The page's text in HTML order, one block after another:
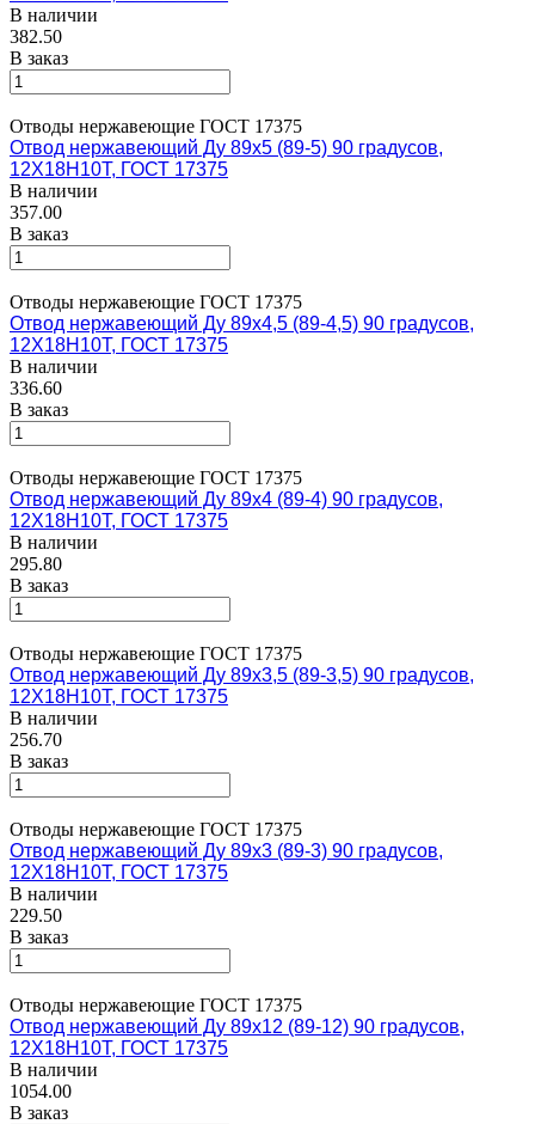
В наличии
382.50
В заказ
Отводы нержавеющие ГОСТ 17375
Отвод нержавеющий Ду 89х5 (89-5) 90 градусов,
12Х18Н10Т, ГОСТ 17375
В наличии
357.00
В заказ
Отводы нержавеющие ГОСТ 17375
Отвод нержавеющий Ду 89х4,5 (89-4,5) 90 градусов,
12Х18Н10Т, ГОСТ 17375
В наличии
336.60
В заказ
Отводы нержавеющие ГОСТ 17375
Отвод нержавеющий Ду 89х4 (89-4) 90 градусов,
12Х18Н10Т, ГОСТ 17375
В наличии
295.80
В заказ
Отводы нержавеющие ГОСТ 17375
Отвод нержавеющий Ду 89х3,5 (89-3,5) 90 градусов,
12Х18Н10Т, ГОСТ 17375
В наличии
256.70
В заказ
Отводы нержавеющие ГОСТ 17375
Отвод нержавеющий Ду 89х3 (89-3) 90 градусов,
12Х18Н10Т, ГОСТ 17375
В наличии
229.50
В заказ
Отводы нержавеющие ГОСТ 17375
Отвод нержавеющий Ду 89х12 (89-12) 90 градусов,
12Х18Н10Т, ГОСТ 17375
В наличии
1054.00
В заказ